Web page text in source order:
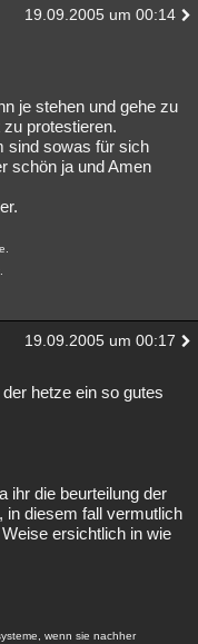
19.09.2005 um 00:14
je stehen und gehe zu
protestieren.
sind sowas für sich
schön ja und Amen
19.09.2005 um 00:17
hetze ein so gutes
ihr die beurteilung der
in diesem fall vermutlich
ersichtlich in wie
wenn sie nachher